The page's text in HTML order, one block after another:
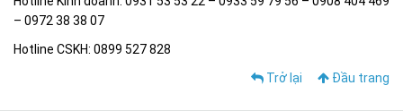
– 0972 38 38 07
Hotline CSKH: 0899 527 828
Trở lại
Đầu trang